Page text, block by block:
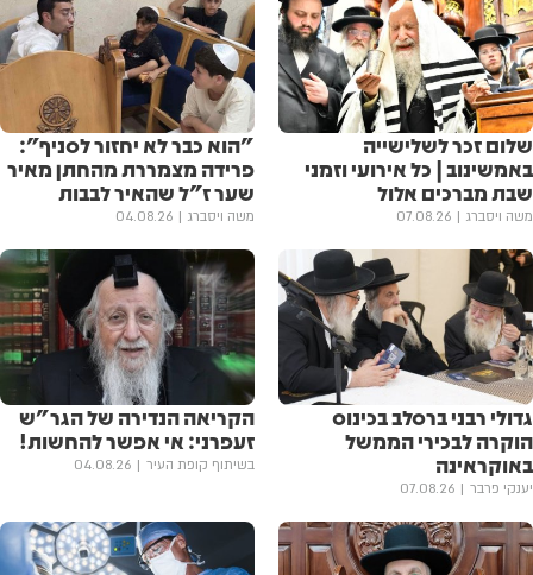
שלום זכר לשלישייה
באמשינוב | כל אירועי וזמני
שבת מברכים אלול
משה ויסברג 07.08.26
"הוא כבר לא יחזור לסניף":
פרידה מצמררת מהחתן מאיר
שער ז"ל שהאיר לבבות
משה ויסברג 04.08.26
גדולי רבני ברסלב בכינוס
הוקרה לבכירי הממשל
באוקראינה
יענקי פרבר 07.08.26
הקריאה הנדירה של הגר"ש
זעפרני: אי אפשר להחשות!
בשיתוף קופת העיר 04.08.26